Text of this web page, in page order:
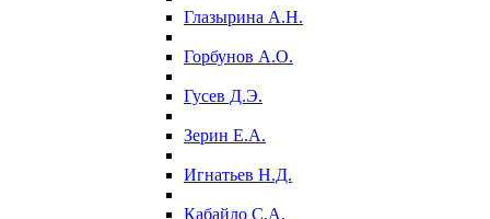
Глазырина А.Н.
Горбунов А.О.
Гусев Д.Э.
Зерин Е.А.
Игнатьев Н.Д.
Кабайло С.А.